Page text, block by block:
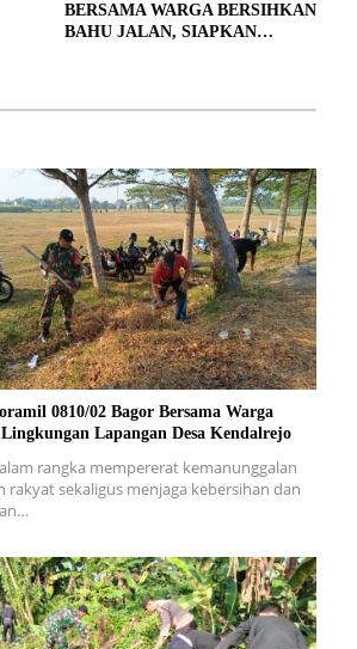
BERSAMA WARGA BERSIHKAN
BAHU JALAN, SIAPKAN
0810/02 Bagor Bersama Warga
Lapangan Desa Kendalrejo
rangka mempererat kemanunggalan
rakyat sekaligus menjaga kebersihan dan